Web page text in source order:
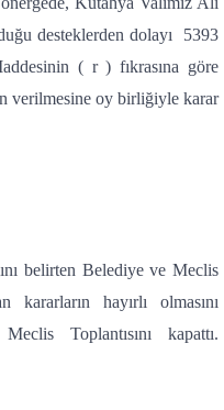
desteklerden dolayı 5393
( r ) fıkrasına göre
verilmesine oy birliğiyle karar
belirten Belediye ve Meclis
hayırlı olmasını
Toplantısını kapattı.